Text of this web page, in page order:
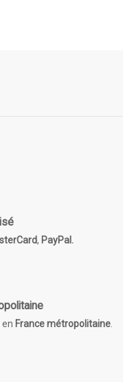
, PayPal.
France métropolitaine.